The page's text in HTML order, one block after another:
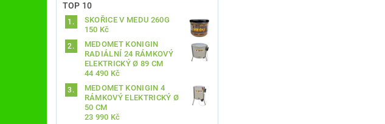
TOP 10
SKOŘICE V MEDU 260G
150 Kč
MEDOMET KONIGIN
RADIÁLNÍ 24 RÁMKOVÝ
ELEKTRICKÝ Ø 89 CM
44 490 Kč
MEDOMET KONIGIN 4
RÁMKOVÝ ELEKTRICKÝ Ø
50 CM
23 990 Kč